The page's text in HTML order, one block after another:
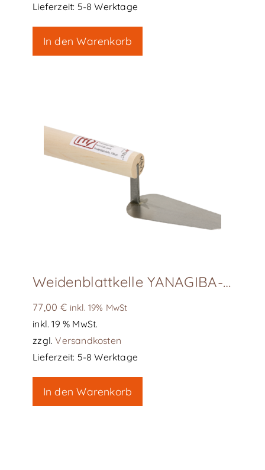
Lieferzeit: 5-8 Werktage
In den Warenkorb
Weidenblattkelle YANAGIBA-GOTE, L120 – 181-12120
77,00€ inkl. 19% MwSt
inkl. 19 % MwSt.
zzgl.Versandkosten
Lieferzeit: 5-8 Werktage
In den Warenkorb